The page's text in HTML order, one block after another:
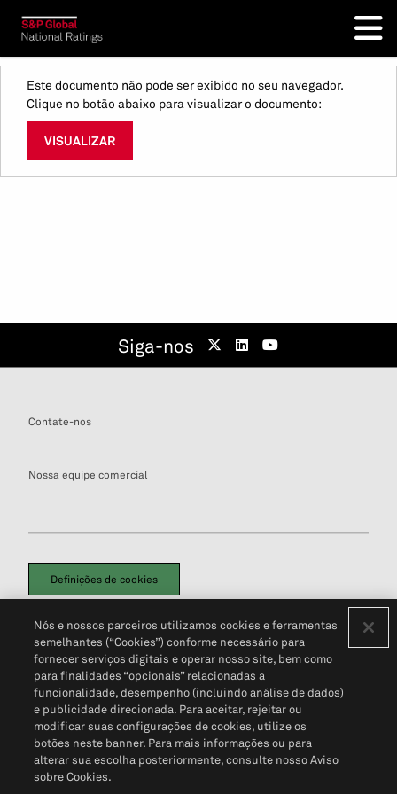
Este documento não pode ser exibido no seu navegador.
Clique no botão abaixo para visualizar o documento:
VISUALIZAR
Siga-nos
Contate-nos
Nossa equipe comercial
Definições de cookies
Política de PrivacidadePortal de privacidade do cliente (em inglês)
Não Venda Minhas Informações Pessoais© 2026 S&P Global
Nós e nossos parceiros utilizamos cookies e ferramentas
semelhantes (“Cookies”) conforme necessário para
fornecer serviços digitais e operar nosso site, bem como
para finalidades “opcionais” relacionadas a
funcionalidade, desempenho (incluindo análise de dados)
e publicidade direcionada. Para aceitar, rejeitar ou
modificar suas configurações de cookies, utilize os
botões neste banner. Para mais informações ou para
alterar sua escolha posteriormente, consulte nosso Aviso
sobre Cookies.